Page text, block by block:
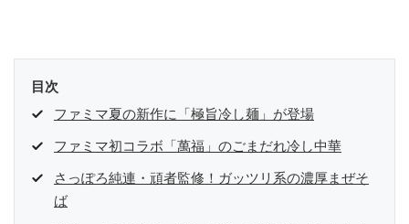
目次
ファミマ夏の新作に「極旨冷し麺」が登場
ファミマ初コラボ「萬福」のごまだれ冷し中華
さっぽろ純連・頑者監修！ガッツリ系の濃厚まぜそ
ば